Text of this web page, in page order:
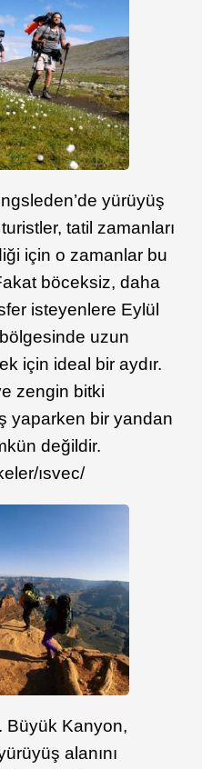
yürüyüş
tatil zamanları
için o zamanlar bu
böceksiz, daha
isteyenlere Eylül
uzun
için ideal bir aydır.
zengin bitki
yaparken bir yandan
değildir.
ısvec/
Büyük Kanyon,
alanını